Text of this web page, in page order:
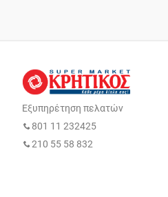
Εξυπηρέτηση πελατών
801 11 232425
210 55 58 832